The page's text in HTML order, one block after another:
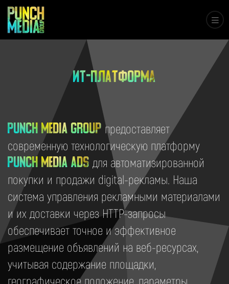
ИТ-платформа
Punch Media Group предоставляет
современную технологическую платформу
Punch Media Ads для автоматизированной
покупки и продажи digital-рекламы. Наша
система управления рекламными материалами
и их доставки через HTTP-запросы
обеспечивает точное и эффективное
размещение объявлений на веб-ресурсах,
учитывая содержание площадки,